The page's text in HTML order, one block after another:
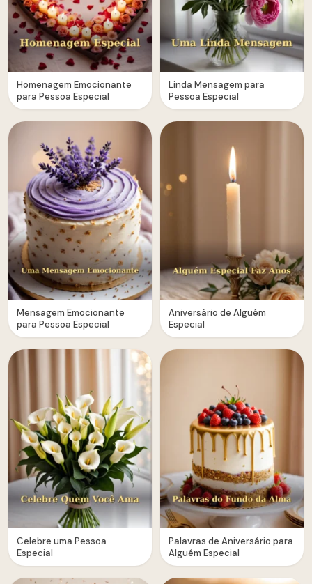
Homenagem Emocionante
para Pessoa Especial
Mensagem Emocionante
para Pessoa Especial
Celebre uma Pessoa
Especial
Linda Mensagem para
Pessoa Especial
Aniversário de Alguém
Especial
Palavras de Aniversário para
Alguém Especial